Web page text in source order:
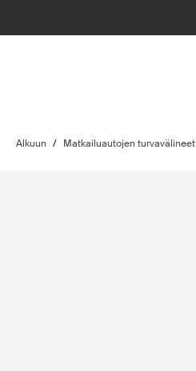
Alkuun / Matkailuautojen turvavälineet